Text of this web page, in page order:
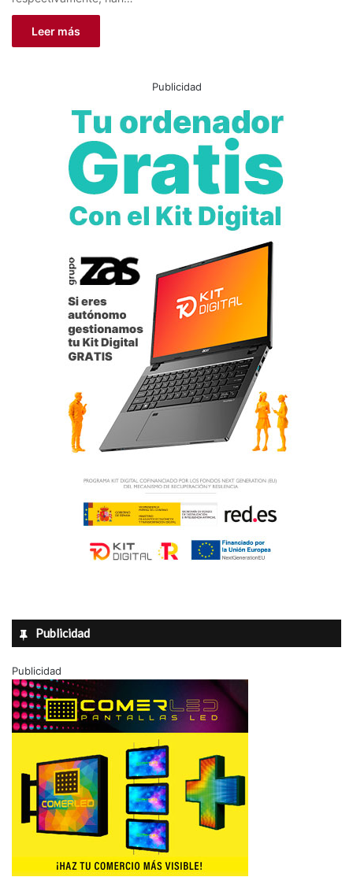
Leer más
Publicidad
Publicidad
Publicidad